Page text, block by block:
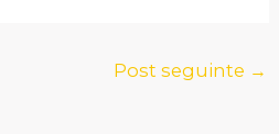
Post seguinte →